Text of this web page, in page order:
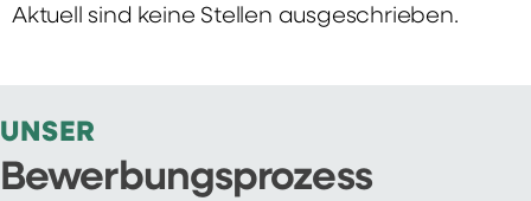
Aktuell sind keine Stellen ausgeschrieben.
UNSER
Bewerbungsprozess